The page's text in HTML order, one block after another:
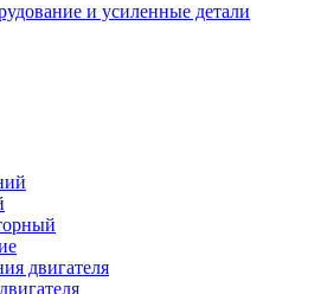
и усиленные детали
двигателя